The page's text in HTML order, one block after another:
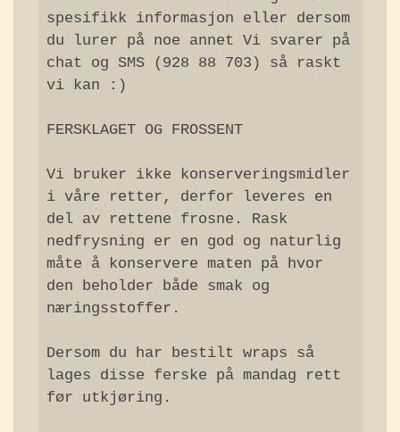
spesifikk informasjon eller dersom
du lurer på noe annet Vi svarer på
chat og SMS (928 88 703) så raskt
vi kan :)
FERSKLAGET OG FROSSENT
Vi bruker ikke konserveringsmidler
i våre retter, derfor leveres en
del av rettene frosne. Rask
nedfrysning er en god og naturlig
måte å konservere maten på hvor
den beholder både smak og
næringsstoffer.
Dersom du har bestilt wraps så
lages disse ferske på mandag rett
før utkjøring.